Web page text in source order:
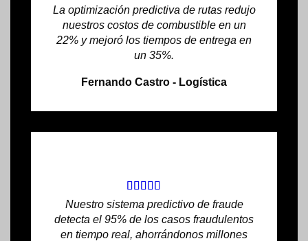
La optimización predictiva de rutas redujo
nuestros costos de combustible en un
22% y mejoró los tiempos de entrega en
un 35%.
Fernando Castro - Logística
Nuestro sistema predictivo de fraude
detecta el 95% de los casos fraudulentos
en tiempo real, ahorrándonos millones